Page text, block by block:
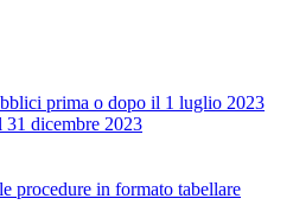
prima o dopo il 1 luglio 2023
31 dicembre 2023
procedure in formato tabellare